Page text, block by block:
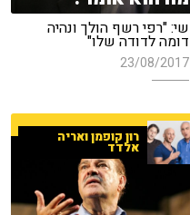
שי: "רפי רשף הולך ונהיה
דומה לדודה שלו"
23/08/2017
רון קופמן ואריה
אלדד